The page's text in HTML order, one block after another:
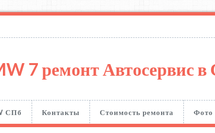
7 ремонт Автосервис
СПб Контакты Стоимость ремонта Фото